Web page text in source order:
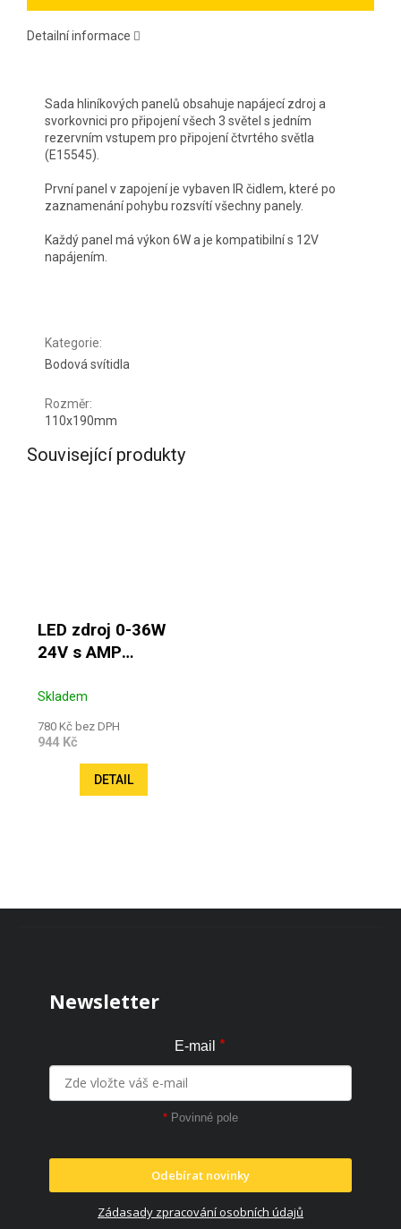
Detailní informace
Sada hliníkových panelů obsahuje napájecí zdroj a
svorkovnici pro připojení všech 3 světel s jedním
rezervním vstupem pro připojení čtvrtého světla
(E15545).
První panel v zapojení je vybaven IR čidlem, které po
zaznamenání pohybu rozsvítí všechny panely.
Každý panel má výkon 6W a je kompatibilní s 12V
napájením.
Kategorie:
Bodová svítidla
Rozměr:
110x190mm
Související produkty
LED zdroj 0-36W
24V s AMP
Skladem
780 Kč bez DPH
944 Kč
DETAIL
Newsletter
E-mail *
* Povinné pole
Odebírat novinky
Zádasady zpracování osobních údajů